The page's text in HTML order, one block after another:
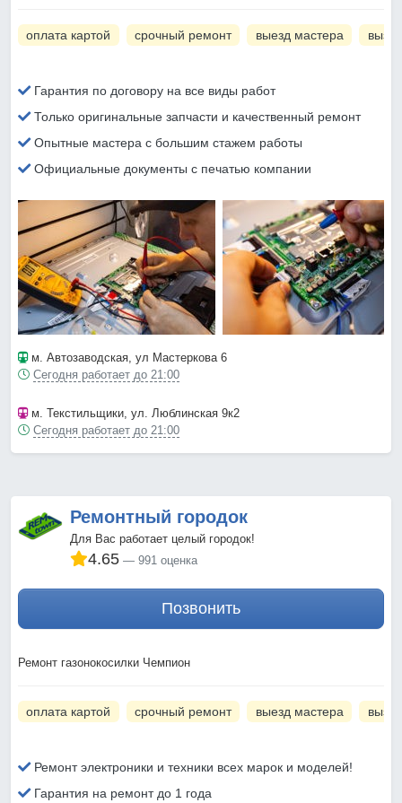
оплата картой срочный ремонт выезд мастера
Гарантия по договору на все виды работ
Только оригинальные запчасти и качественный ремонт
Опытные мастера с большим стажем работы
Официальные документы с печатью компании
м. Автозаводская, ул Мастеркова 6
Сегодня работает до 21:00
м. Текстильщики, ул. Люблинская 9к2
Сегодня работает до 21:00
Ремонтный городок
Для Вас работает целый городок!
4.65 991 оценка
Позвонить
Ремонт газонокосилки Чемпион
оплата картой срочный ремонт выезд мастера
Ремонт электроники и техники всех марок и моделей!
Гарантия на ремонт до 1 года